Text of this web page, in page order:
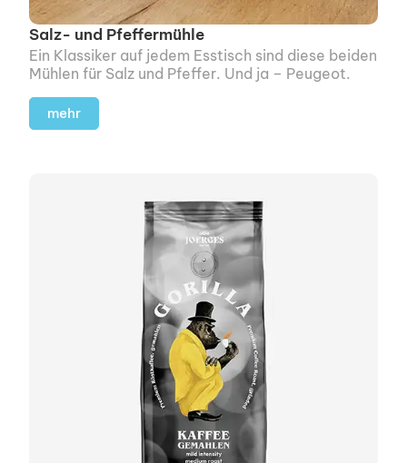
Salz- und Pfeffermühle
Ein Klassiker auf jedem Esstisch sind diese beiden
Mühlen für Salz und Pfeffer. Und ja – Peugeot.
mehr